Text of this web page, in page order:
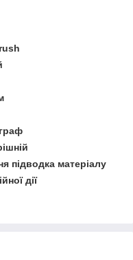
підводка матеріалу
дії